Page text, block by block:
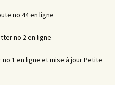
no 44 en ligne
no 2 en ligne
1 en ligne et mise à jour Petite